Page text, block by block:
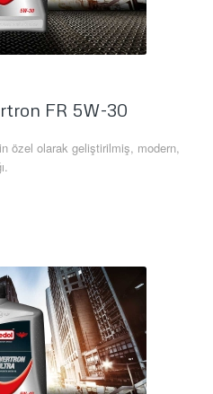
FR 5W-30
özel olarak geliştirilmiş, modern,